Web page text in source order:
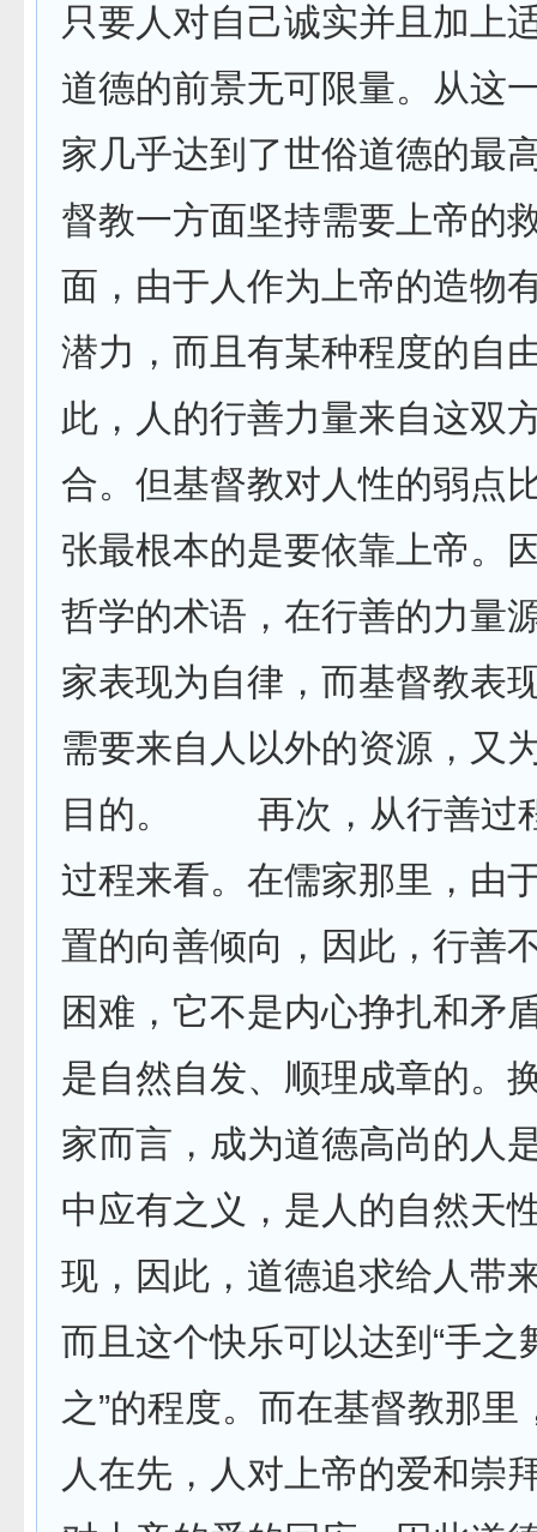
只要人对自己诚实并且加上
道德的前景无可限量。从这
家几乎达到了世俗道德的最
督教一方面坚持需要上帝的
面，由于人作为上帝的造物
潜力，而且有某种程度的自
此，人的行善力量来自这双
合。但基督教对人性的弱点
张最根本的是要依靠上帝。
哲学的术语，在行善的力量
家表现为自律，而基督教表
需要来自人以外的资源，又
目的。 再次，从行善过
过程来看。在儒家那里，由
置的向善倾向，因此，行善
困难，它不是内心挣扎和矛
是自然自发、顺理成章的。
家而言，成为道德高尚的人
中应有之义，是人的自然天
现，因此，道德追求给人带
而且这个快乐可以达到“手之
之”的程度。而在基督教那里
人在先，人对上帝的爱和崇